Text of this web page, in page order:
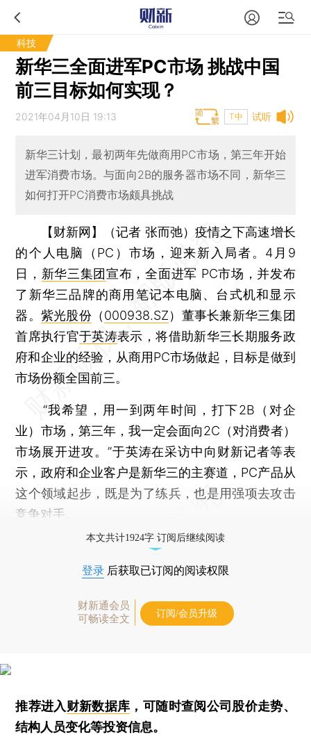
科技
新华三全面进军PC市场 挑战中国
前三目标如何实现？
试听
2021年04月10日 19:13 T中
新华三计划，最初两年先做商用PC市场，第三年开始
进军消费市场。与面向2B的服务器市场不同，新华三
如何打开PC消费市场颇具挑战
【财新网】（记者 张而弛） 疫情之下高速增长
的个人电脑（PC）市场，迎来新入局者。4月9
日， 新华三集团宣布，全面进军 PC市场，并发布
了新华三品牌的商用笔记本电脑、台式机和显示
器。 紫光股份（000938.SZ）董事长兼新华三集团
首席执行官于英涛表示，将借助新华三长期服务政
府和企业的经验，从商用PC市场做起，目标是做到
市场份额全国前三。
“我希望，用一到两年时间，打下2B（对企
业）市场，第三年，我一定会面向2C（对消费者）
市场展开进攻。”于英涛在采访中向财新记者等表
示，政府和企业客户是新华三的主赛道，PC产品从
这个领域起步，既是为了练兵，也是用强项去攻击
竞争对手。
本文共计1924字 订阅后继续阅读
登录 后获取已订阅的阅读权限
财新通会员
可畅读全文
订阅/会员升级
推荐进入财新数据库 ，可随时查阅公司股价走势、
结构人员变化等投资信息。